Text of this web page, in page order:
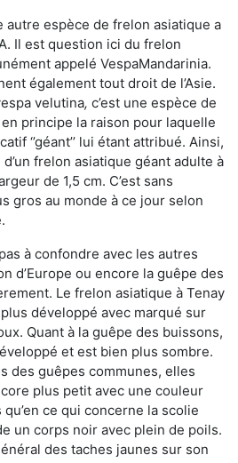
autre espèce de frelon asiatique a
Il est question ici du frelon
appelé VespaMandarinia.
également tout droit de l’Asie.
velutina, c’est une espèce de
principe la raison pour laquelle
‘’géant’’ lui étant attribué. Ainsi,
frelon asiatique géant adulte à
de 1,5 cm. C’est sans
gros au monde à ce jour selon
à confondre avec les autres
d’Europe ou encore la guêpe des
Le frelon asiatique à Tenay
développé avec marqué sur
Quant à la guêpe des buissons,
et est bien plus sombre.
des guêpes communes, elles
plus petit avec une couleur
ce qui concerne la scolie
un corps noir avec plein de poils.
des taches jaunes sur son